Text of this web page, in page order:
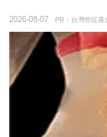
PR・台灣癌症基
2026-08-07